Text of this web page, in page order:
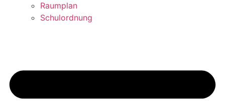
Raumplan
Schulordnung